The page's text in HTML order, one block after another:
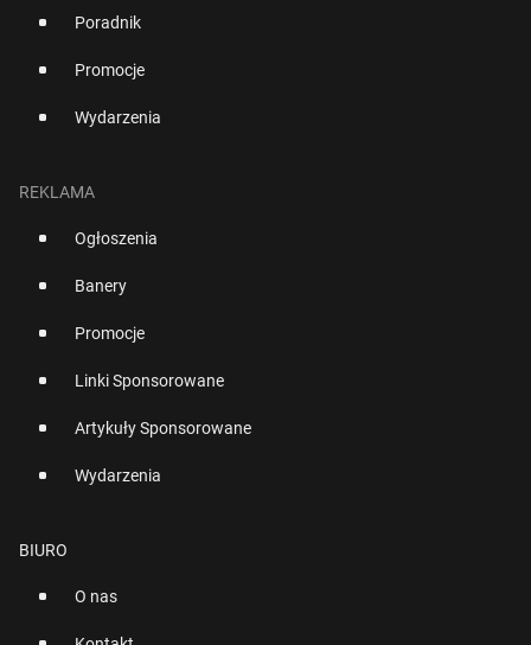
Poradnik
Promocje
Wydarzenia
REKLAMA
Ogłoszenia
Banery
Promocje
Linki Sponsorowane
Artykuły Sponsorowane
Wydarzenia
BIURO
O nas